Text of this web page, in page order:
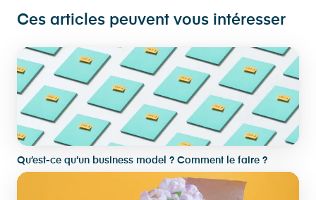
Ces articles peuvent vous intéresser
Qu’est-ce qu'un business model ? Comment le faire ?